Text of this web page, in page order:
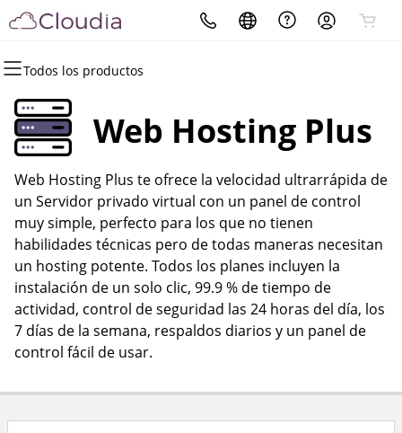
Todos los productos
Todos los productos
Dominios
Registro de dominio
Registro por volumen
Transferencia de dominios
Transferencias masivas
Todos los productos
Sitios web
Creador de páginas web
WordPress
Todos los productos
Hosting
cPanel
WordPress
Web Hosting Plus
VPS
Todos los productos
Seguridad
Seguridad del sitio web
SSL
Servicio SSL administrado
Copia de seguridad del sitio
web
Todos los productos
Marketing
Email Marketing
SEO
Todos los productos
Correo electrónico
Microsoft 365
Correo profesional
Todos los productos
ERP
Odoo Web Hosting Plus
Web Hosting Plus te ofrece la velocidad ultrarrápida de
un Servidor privado virtual con un panel de control
muy simple, perfecto para los que no tienen
habilidades técnicas pero de todas maneras necesitan
un hosting potente. Todos los planes incluyen la
instalación de un solo clic, 99.9 % de tiempo de
actividad, control de seguridad las 24 horas del día, los
7 días de la semana, respaldos diarios y un panel de
control fácil de usar.